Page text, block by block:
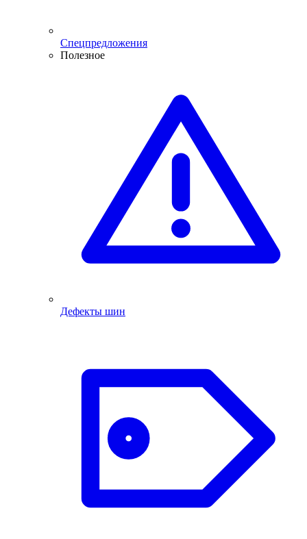
Спецпредложения
Полезное
Дефекты шин